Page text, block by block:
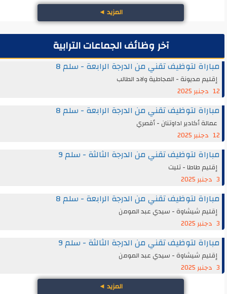
المزيد◄
آخر وظائف الجماعات الترابية
مباراة لتوظيف تقني من الدرجة الرابعة - سلم 8
إقليم مديونة - المجاطية ولاد الطالب
12 دجنبر 2025
مباراة لتوظيف تقني من الدرجة الرابعة - سلم 8
عمالة أكادير اداوتنان - أقصري
12 دجنبر 2025
مباراة لتوظيف تقني من الدرجة الثالثة - سلم 9
إقليم طاطا - تليت
مباراة لتوظيف تقني من الدرجة الرابعة - سلم 8
إقليم شيشاوة - سيدي عبد المومن
مباراة لتوظيف تقني من الدرجة الثالثة - سلم 9
إقليم شيشاوة - سيدي عبد المومن
المزيد◄